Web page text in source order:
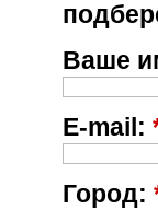
Ваше
E-mail:
Город: